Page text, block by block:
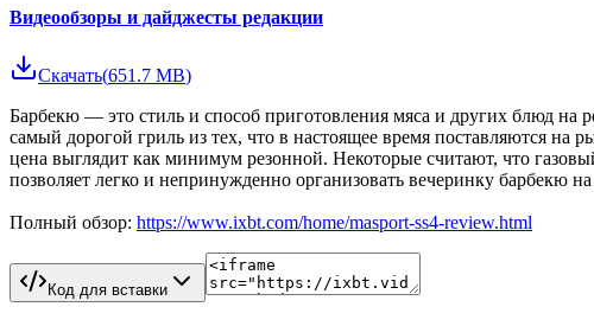
Видеообзоры и дайджесты редакции
Скачать(651.7 MB)
Барбекю — это стиль и способ приготовления мяса и других блюд на
самый дорогой гриль из тех, что в настоящее время поставляются
цена выглядит как минимум резонной. Некоторые считают, что
позволяет легко и непринужденно организовать вечеринку барбекю
Полный обзор: https://www.ixbt.com/home/masport-ss4-review.html
Код для вставки